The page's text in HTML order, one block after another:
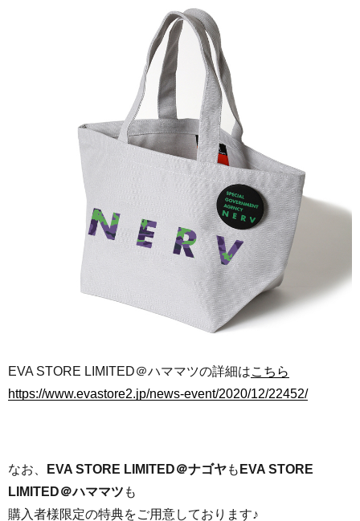
EVA STORE LIMITED＠ハママツの詳細はこちら
https://www.evastore2.jp/news-event/2020/12/22452/
なお、 EVA STORE LIMITED＠ナゴヤも EVA STORE
LIMITED＠ハママツ も
購入者様限定の特典をご用意しております♪